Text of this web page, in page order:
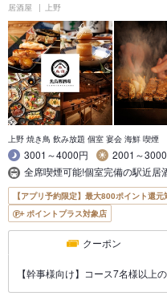
居酒屋 上野
上野 焼き鳥 飲み放題 個室 宴会 海鮮 喫煙
3001～4000円
2001～
全席喫煙可能!個室完備の駅近居
【アプリ予約限定】最大800ポイント還元
ポイントプラス対象店
クーポン
【幹事様向け】コース7名様以